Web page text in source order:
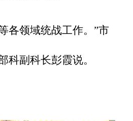
各领域统战工作。”市
科副科长彭霞说。